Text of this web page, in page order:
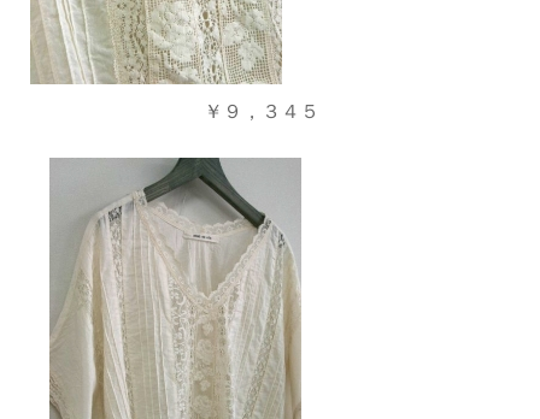
￥９，３４５